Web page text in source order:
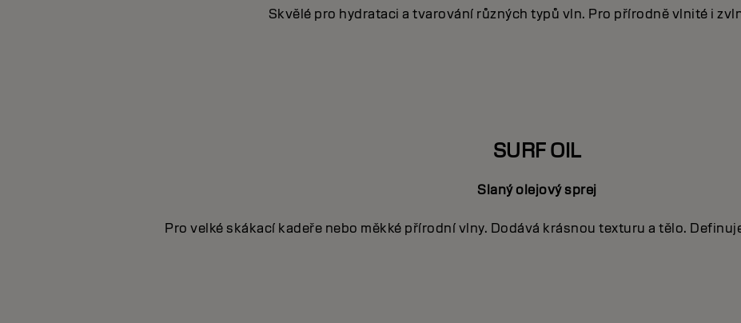
Skvělé pro hydrataci a tvarování různých typů vln. Pro přírodně vlnité i
SURF OIL
Slaný olejový sprej
Pro velké skákací kadeře nebo měkké přírodní vlny. Dodává krásnou texturu a tělo.